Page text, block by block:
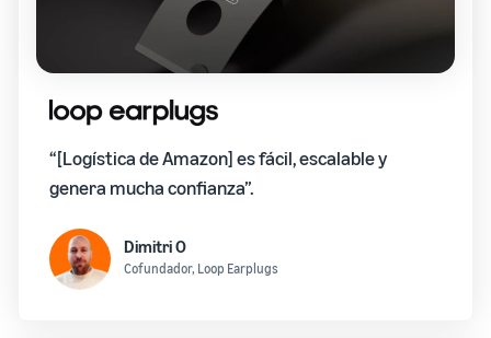
“[Logística de Amazon] es fácil, escalable y
genera mucha confianza”.
Dimitri O
Cofundador, Loop Earplugs